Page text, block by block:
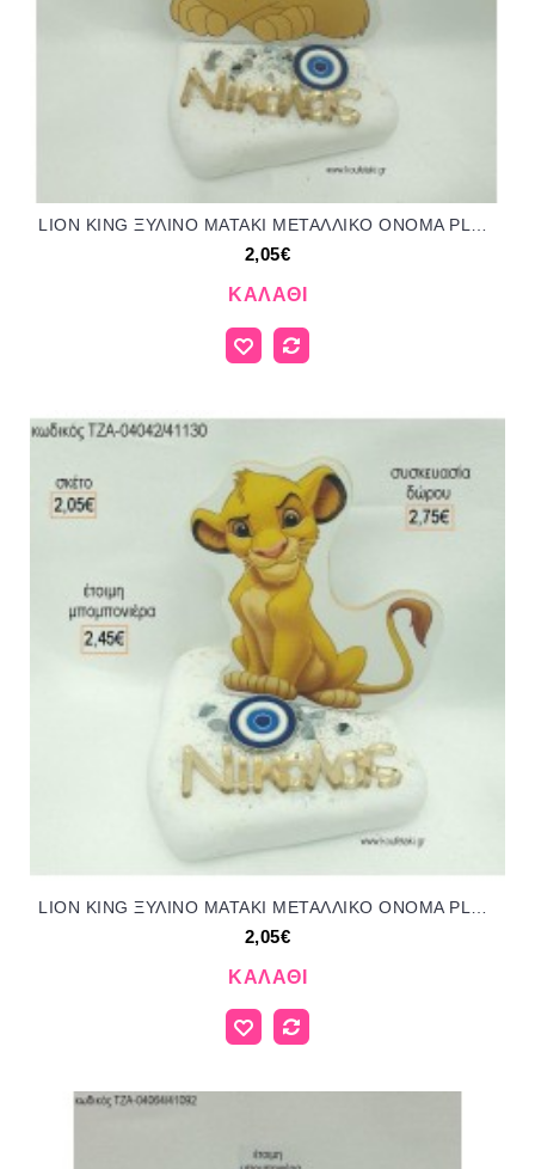
LION KING ΞΥΛΙΝΟ ΜΑΤΑΚΙ ΜΕΤΑΛΛΙΚΟ ΟΝΟΜΑ PLEXIGLASS ΣΕ ΒΟΤΣΑΛΟ για μπομπονιέρες - δώρα πάρτυ - εορτών - γέννησης - γούρια - φτιάξτο μόνος σου ΤΖΑ-04047/41130 2.05€!!!
2,05€
ΚΑΛΆΘΙ
2,05€
ΚΑΛΆΘΙ